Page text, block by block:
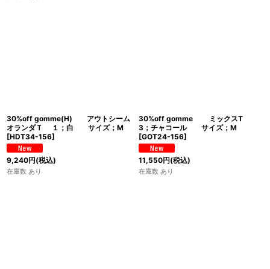
30%off gomme(H) アウトシーム
オランダＴ １；白 サイズ；M
[HDT34-156]
9,240円(税込)
在庫数 あり
30%off gomme ミックスT
3；チャコール サイズ；M
[GOT24-156]
11,550円(税込)
在庫数 あり